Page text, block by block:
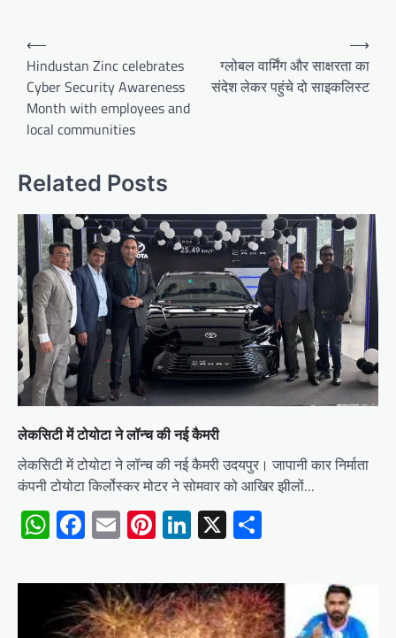
Post
navigation
⟵
Hindustan Zinc celebrates
Cyber Security Awareness
Month with employees and
local communities
ग्लोबल वार्मिंग और साक्षरता का
संदेश लेकर पहुंचे दो साइकलिस्ट
⟶
Related Posts
लेकसिटी में टोयोटा ने लॉन्च की नई कैमरी
लेकसिटी में टोयोटा ने लॉन्च की नई कैमरी उदयपुर। जापानी कार निर्माता
कंपनी टोयोटा किर्लोस्कर मोटर ने सोमवार को आखिर झीलों…
WhatsApp
Facebook
EmailPinterest
LinkedIn
X